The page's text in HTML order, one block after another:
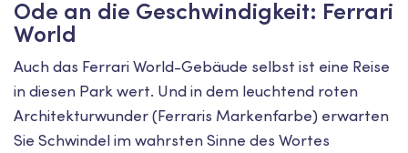
Ode an die Geschwindigkeit: Ferrari
World
Auch das Ferrari World-Gebäude selbst ist eine Reise
in diesen Park wert. Und in dem leuchtend roten
Architekturwunder (Ferraris Markenfarbe) erwarten
Sie Schwindel im wahrsten Sinne des Wortes